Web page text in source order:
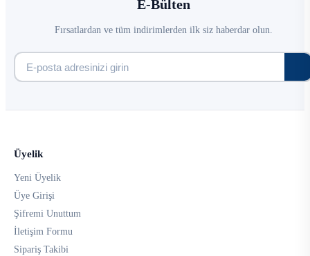
E-Bülten
Fırsatlardan ve tüm indirimlerden ilk siz haberdar olun.
Üyelik
Yeni Üyelik
Üye Girişi
Şifremi Unuttum
İletişim Formu
Sipariş Takibi